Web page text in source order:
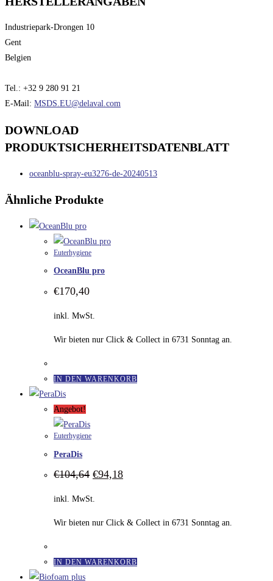
Industriepark-Drongen 10
Gent
Belgien
Tel.: +32 9 280 91 21
E-Mail: MSDS.EU@delaval.com
DOWNLOAD
PRODUKTSICHERHEITSDATENBLATT
oceanblu-spray-eu3276-de-20240513
Ähnliche Produkte
Euterhygiene
OceanBlu pro
€170,40
inkl. MwSt.
Wir bieten nur Click & Collect in 6731 Sonntag an.
IN DEN WARENKORB
Angebot!
Euterhygiene
PeraDis
€104,64 Ursprünglicher
Preis
war:
€104,64
€94,18Aktueller
inkl. MwSt.
Wir bieten nur Click & Collect in 6731 Sonntag an.
IN DEN WARENKORB